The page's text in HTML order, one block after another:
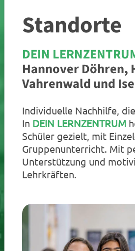
Standorte
DEIN
Hannover Döhren,
Vahrenwald und
Individuelle Nachhilfe,
In DEIN LERNZENTRUM
Schüler gezielt, mit
Gruppenunterricht. Mit
Unterstützung und
Lehrkräften.